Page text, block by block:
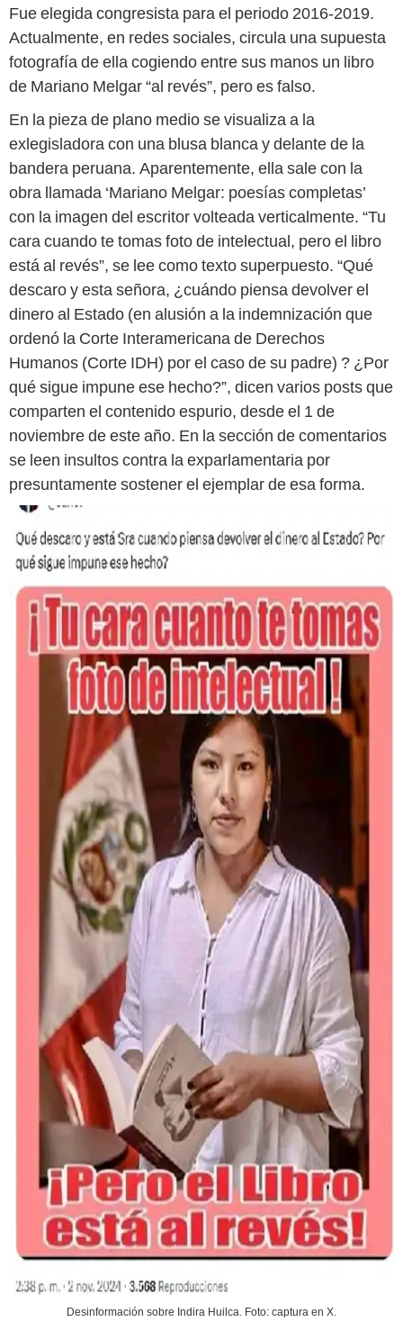
Fue elegida congresista para el periodo 2016-2019.
Actualmente, en redes sociales, circula una supuesta
fotografía de ella cogiendo entre sus manos un libro
de Mariano Melgar “al revés”, pero es falso.
En la pieza de plano medio se visualiza a la
exlegisladora con una blusa blanca y delante de la
bandera peruana. Aparentemente, ella sale con la
obra llamada ‘Mariano Melgar: poesías completas’
con la imagen del escritor volteada verticalmente. “Tu
cara cuando te tomas foto de intelectual, pero el libro
está al revés”, se lee como texto superpuesto. “Qué
descaro y esta señora, ¿cuándo piensa devolver el
dinero al Estado (en alusión a la indemnización que
ordenó la Corte Interamericana de Derechos
Humanos (Corte IDH) por el caso de su padre) ? ¿Por
qué sigue impune ese hecho?”, dicen varios posts que
comparten el contenido espurio, desde el 1 de
noviembre de este año. En la sección de comentarios
se leen insultos contra la exparlamentaria por
presuntamente sostener el ejemplar de esa forma.
Desinformación sobre Indira Huilca. Foto: captura en X.